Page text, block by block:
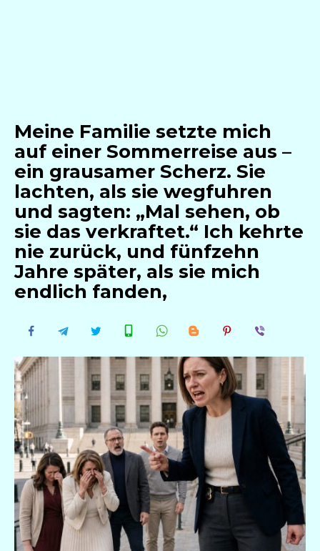
Meine Familie setzte mich
auf einer Sommerreise aus –
ein grausamer Scherz. Sie
lachten, als sie wegfuhren
und sagten: „Mal sehen, ob
sie das verkraftet.“ Ich kehrte
nie zurück, und fünfzehn
Jahre später, als sie mich
endlich fanden,